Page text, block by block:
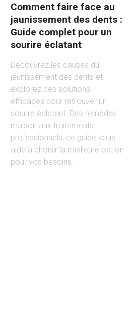
Comment faire face au
jaunissement des dents :
Guide complet pour un
sourire éclatant
Découvrez les causes du
jaunissement des dents et
explorez des solutions
efficaces pour retrouver un
sourire éclatant. Des remèdes
maison aux traitements
professionnels, ce guide vous
aide à choisir la meilleure option
pour vos besoins.